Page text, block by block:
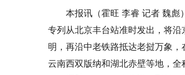
本报讯（霍旺 李睿 记者 魏彪）
专列从北京丰台站准时发出，将
明，再沿中老铁路抵达老挝万象
云南西双版纳和湖北赤壁等地，全